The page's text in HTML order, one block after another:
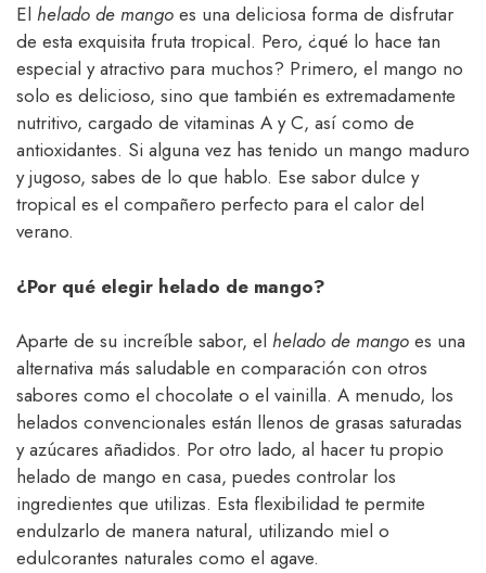
El helado de mango es una deliciosa forma de disfrutar
de esta exquisita fruta tropical. Pero, ¿qué lo hace tan
especial y atractivo para muchos? Primero, el mango no
solo es delicioso, sino que también es extremadamente
nutritivo, cargado de vitaminas A y C, así como de
antioxidantes. Si alguna vez has tenido un mango maduro
y jugoso, sabes de lo que hablo. Ese sabor dulce y
tropical es el compañero perfecto para el calor del
verano.
¿Por qué elegir helado de mango?
Aparte de su increíble sabor, el helado de mango es una
alternativa más saludable en comparación con otros
sabores como el chocolate o el vainilla. A menudo, los
helados convencionales están llenos de grasas saturadas
y azúcares añadidos. Por otro lado, al hacer tu propio
helado de mango en casa, puedes controlar los
ingredientes que utilizas. Esta flexibilidad te permite
endulzarlo de manera natural, utilizando miel o
edulcorantes naturales como el agave.